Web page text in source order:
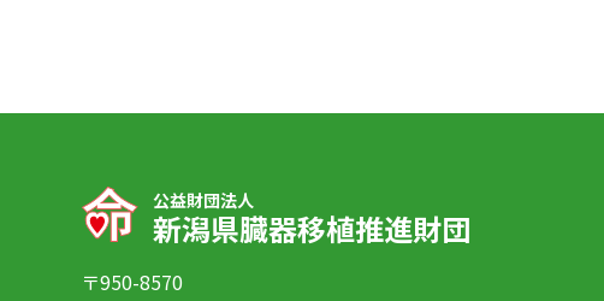
公益財団法人
新潟県臓器移植推進財団
〒950-8570